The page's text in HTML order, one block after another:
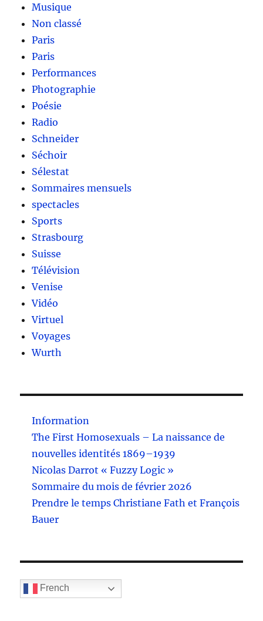
Musique
Non classé
Paris
Paris
Performances
Photographie
Poésie
Radio
Schneider
Séchoir
Sélestat
Sommaires mensuels
spectacles
Sports
Strasbourg
Suisse
Télévision
Venise
Vidéo
Virtuel
Voyages
Wurth
Information
The First Homosexuals – La naissance de
nouvelles identités 1869–1939
Nicolas Darrot « Fuzzy Logic »
Sommaire du mois de février 2026
Prendre le temps Christiane Fath et François
Bauer
French